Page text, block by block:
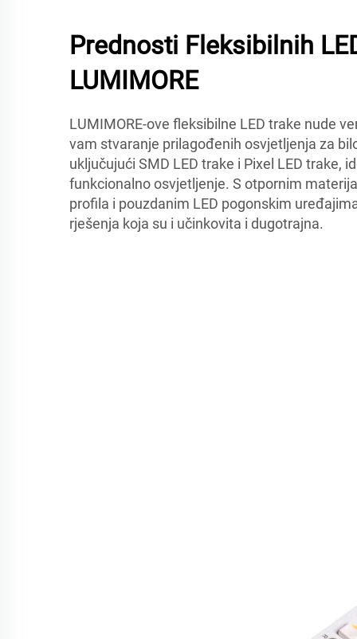
Prednosti Fleksibilnih
LUMIMORE
LUMIMORE-ove fleksibilne LED trake nude
vam stvaranje prilagođenih osvjetljenja za
uključujući SMD LED trake i Pixel LED trake,
funkcionalno osvjetljenje. S otpornim
profila i pouzdanim LED pogonskim
rješenja koja su i učinkovita i dugotrajna.